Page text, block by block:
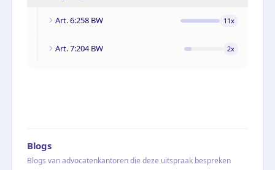
Art. 6:258 BW 11x
Art. 7:204 BW 2x
Blogs
Blogs van advocatenkantoren die deze uitspraak bespreken